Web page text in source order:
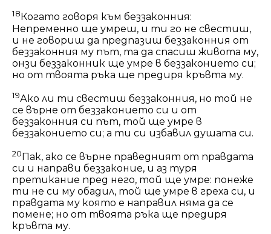
18 Когато говоря към беззаконния:
Непременно ще умреш, и ти го не свестиш,
и не говориш да предпазиш беззаконния от
беззаконния му път, та да спасиш живота му,
онзи беззаконник ще умре в беззаконието си;
но от твоята ръка ще предиря кръвта му.
19Ако ли ти свестиш беззаконния, но той не
се върне от беззаконието си и от
беззаконния си път, той ще умре в
беззаконието си; а ти си избавил душата си.
20 Пак, ако се върне праведният от правдата
си и направи беззаконие, и аз туря
претикание пред него, той ще умре: понеже
ти не си му обадил, той ще умре в греха си, и
правдата му която е направил няма да се
помене; но от твоята ръка ще предиря
кръвта му.